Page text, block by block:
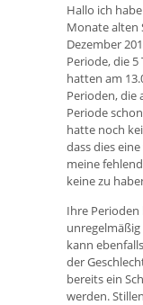
Hallo ich
Monate alten
Dezember
Periode, die
hatten am
Perioden, die
Periode
hatte noch
dass dies
meine
keine zu
Ihre
kann
der
bereits ein
werden.